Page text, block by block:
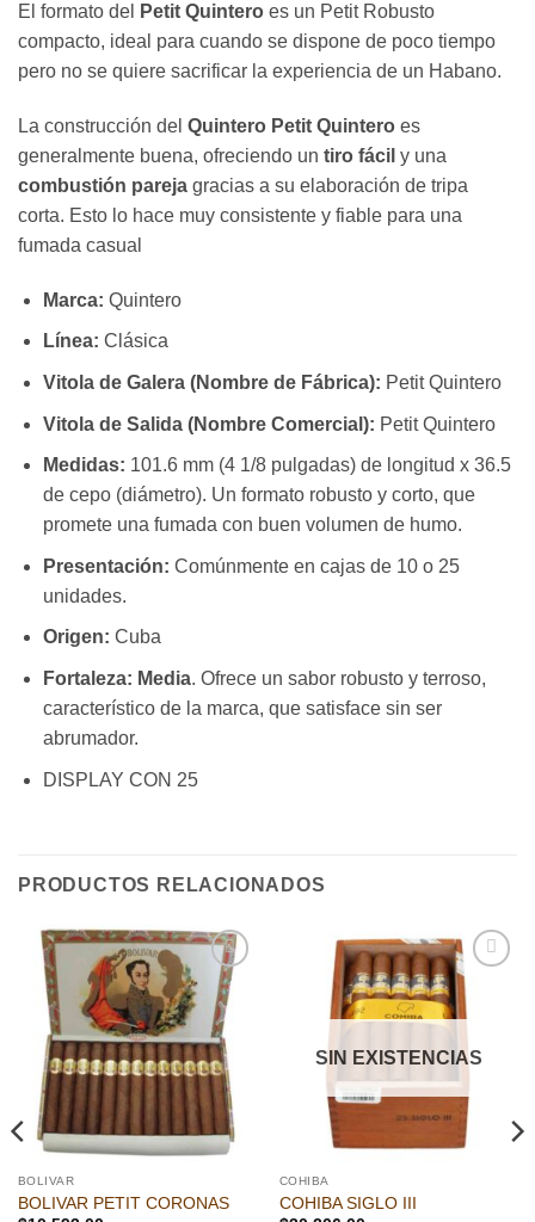
El formato del Petit Quintero es un Petit Robusto
compacto, ideal para cuando se dispone de poco tiempo
pero no se quiere sacrificar la experiencia de un Habano.
La construcción del Quintero Petit Quintero es
generalmente buena, ofreciendo un tiro fácil y una
combustión pareja gracias a su elaboración de tripa
corta. Esto lo hace muy consistente y fiable para una
fumada casual
Marca: Quintero
Línea: Clásica
Vitola de Galera (Nombre de Fábrica): Petit Quintero
Vitola de Salida (Nombre Comercial): Petit Quintero
Medidas: 101.6 mm (4 1/8 pulgadas) de longitud x 36.5
de cepo (diámetro). Un formato robusto y corto, que
promete una fumada con buen volumen de humo.
Presentación: Comúnmente en cajas de 10 o 25
unidades.
Origen: Cuba
Fortaleza: Media. Ofrece un sabor robusto y terroso,
característico de la marca, que satisface sin ser
abrumador.
DISPLAY CON 25
PRODUCTOS RELACIONADOS
Añadir
a la
lista de
deseos
BOLIVAR
BOLIVAR PETIT CORONAS
Añadir
lista de
SIN EXISTENCIAS
COHIBA
COHIBA SIGLO III